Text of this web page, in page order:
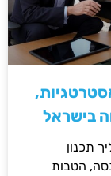
בישראל
תכנון
הטבות